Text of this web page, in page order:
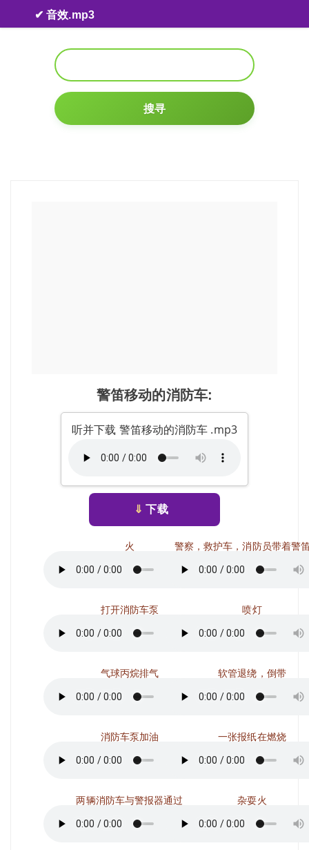
Skip to content
✔ 音效.mp3
搜寻
警笛移动的消防车:
听并下载 警笛移动的消防车 .mp3
⇓ 下载
火
打开消防车泵
气球丙烷排气
消防车泵加油
两辆消防车与警报器通过
警察，救护车，消防员带着警
喷灯
软管退绕，倒带
一张报纸在燃烧
杂耍火